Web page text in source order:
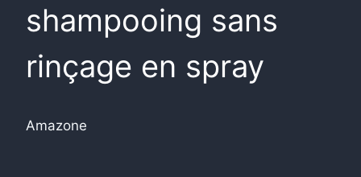
shampooing sans
rinçage en spray
Amazone